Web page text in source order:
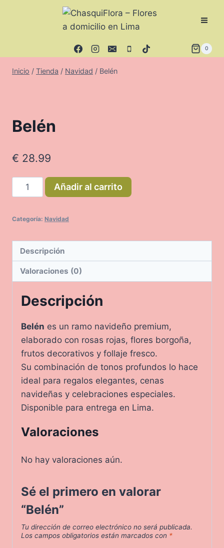
0
Inicio / Tienda / Navidad / Belén
Belén
€ 28.99
Belén
cantidad
Añadir al carrito
Categoría: Navidad
Descripción
Valoraciones (0)
Descripción
Belén es un ramo navideño premium,
elaborado con rosas rojas, flores borgoña,
frutos decorativos y follaje fresco.
Su combinación de tonos profundos lo hace
ideal para regalos elegantes, cenas
navideñas y celebraciones especiales.
Disponible para entrega en Lima.
Valoraciones
No hay valoraciones aún.
Sé el primero en valorar
“Belén”
Tu dirección de correo electrónico no será publicada.
Los campos obligatorios están marcados con *